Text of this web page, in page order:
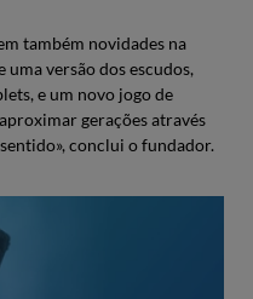
também novidades na
uma versão dos escudos,
e um novo jogo de
gerações através
conclui o fundador.